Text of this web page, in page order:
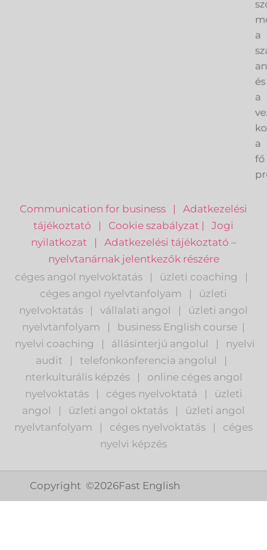
a
és
a
a
Communication for business | Adatkezelési
tájékoztató | Cookie szabályzat | Jogi
nyilatkozat | Adatkezelési tájékoztató –
nyelvtanárnak jelentkezők részére
céges angol nyelvoktatás
| üzleti coaching
|
céges angol nyelvtanfolyam
|
üzleti
nyelvoktatás
| vállalati angol |
üzleti angol
nyelvtanfolyam
| business English course |
nyelvi coaching
| állásinterjú angolul |
nyelvi
audit
| telefonkonferencia angolul
|
nterkulturális képzés
| online céges angol
nyelvoktatás
| céges nyelvoktatá |
üzleti
angol
| üzleti angol oktatás |
üzleti angol
nyelvtanfolyam
| céges nyelvoktatás |
céges
nyelvi képzés
Copyright ©2026Fast English